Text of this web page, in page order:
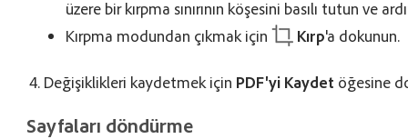
üzere bir kırpma sınırının köşesini basılı tutun ve
Kırpma modundan çıkmak için
Kırp'a dokunun.
Değişiklikleri kaydetmek için PDF'yi Kaydet öğesine
Sayfaları döndürme